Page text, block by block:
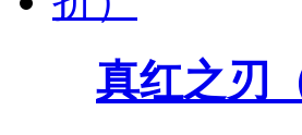
真红之刃